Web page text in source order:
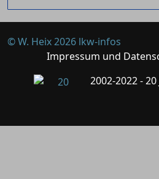
© W. Heix 2026 lkw-infos
Impressum und
2002-2022 -